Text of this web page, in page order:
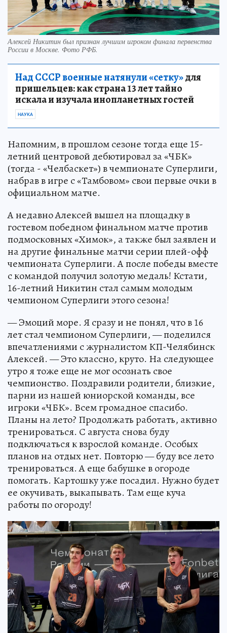
Алексей Никитин был признан лучшим игроком финала первенства
России в Москве. Фото РФБ.
Над СССР военные натянули «сетку»для
пришельцев: как страна 13 лет тайно
искала и изучала инопланетных гостей
НАУКА
Напомним, в прошлом сезоне тогда еще 15-
летний центровой дебютировал за «ЧБК»
(тогда - «Челбаскет») в чемпионате Суперлиги,
набрав в игре с «Тамбовом» свои первые очки в
официальном матче.
А недавно Алексей вышел на площадку в
гостевом победном финальном матче против
подмосковных «Химок», а также был заявлен и
на другие финальные матчи серии плей-офф
чемпионата Суперлиги. А после победы вместе
с командой получил золотую медаль! Кстати,
16-летний Никитин стал самым молодым
чемпионом Суперлиги этого сезона!
— Эмоций море. Я сразу и не понял, что в 16
лет стал чемпионом Суперлиги, — поделился
впечатлениями с журналистом КП-Челябинск
Алексей. — Это классно, круто. На следующее
утро я тоже еще не мог осознать свое
чемпионство. Поздравили родители, близкие,
парни из нашей юниорской команды, все
игроки «ЧБК». Всем громадное спасибо.
Планы на лето? Продолжать работать, активно
тренироваться. С августа снова буду
подключаться к взрослой команде. Особых
планов на отдых нет. Повторю — буду все лето
тренироваться. А еще бабушке в огороде
помогать. Картошку уже посадил. Нужно будет
ее окучивать, выкапывать. Там еще куча
работы по огороду!